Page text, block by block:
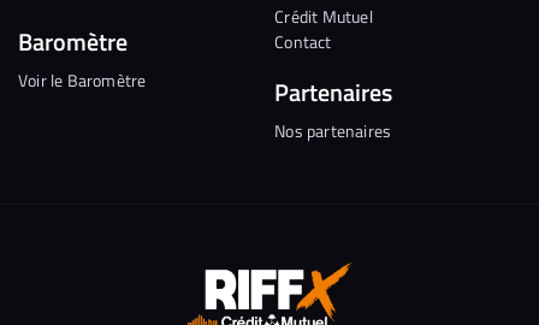
Baromètre
Voir le Baromètre
Crédit Mutuel
Contact
Partenaires
Nos partenaires